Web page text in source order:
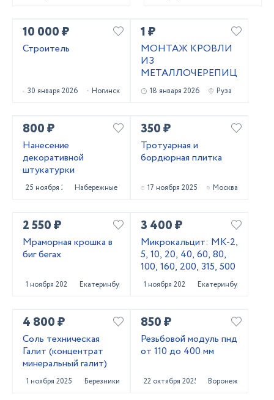
10 000 ₽
Строитель
30 января 2026 Ногинск
1 ₽
МОНТАЖ КРОВЛИ
ИЗ
МЕТАЛЛОЧЕРЕПИЦЫ
18 января 2026 Руза
800 ₽
Нанесение
декоративной
штукатурки
25 ноября 2025Набережные Челны
350 ₽
Тротуарная и
бордюрная плитка
17 ноября 2025 Москва
2 550 ₽
Мраморная крошка в
биг бегах
1 ноября 2025 Екатеринбург
3 400 ₽
Микрокальцит: МК-2,
5, 10, 20, 40, 60, 80,
100, 160, 200, 315, 500
1 ноября 2025 Екатеринбург
4 800 ₽
Соль техническая
Галит (концентрат
минеральный галит)
1 ноября 2025 Березники
850 ₽
Резьбовой модуль пнд
от 110 до 400 мм
22 октября 2025 Воронеж